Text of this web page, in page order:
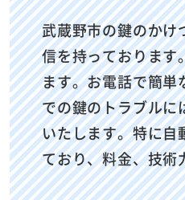
武蔵野市の鍵のかけ
信を持っております
ます。お電話で簡単
での鍵のトラブルに
いたします。特に自
ており、料金、技術